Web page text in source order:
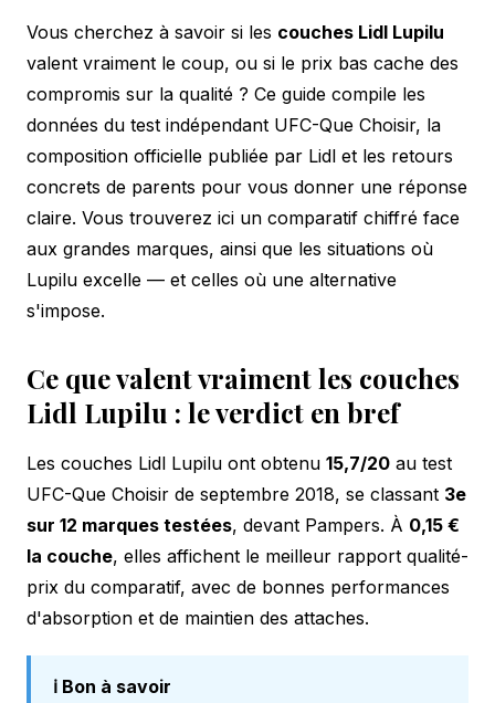
Vous cherchez à savoir si les couches Lidl Lupilu
valent vraiment le coup, ou si le prix bas cache des
compromis sur la qualité ? Ce guide compile les
données du test indépendant UFC-Que Choisir, la
composition officielle publiée par Lidl et les retours
concrets de parents pour vous donner une réponse
claire. Vous trouverez ici un comparatif chiffré face
aux grandes marques, ainsi que les situations où
Lupilu excelle — et celles où une alternative
s'impose.
Ce que valent vraiment les couches
Lidl Lupilu : le verdict en bref
Les couches Lidl Lupilu ont obtenu 15,7/20 au test
UFC-Que Choisir de septembre 2018, se classant 3e
sur 12 marques testées, devant Pampers. À 0,15 €
la couche, elles affichent le meilleur rapport qualité-
prix du comparatif, avec de bonnes performances
d'absorption et de maintien des attaches.
ℹ️ Bon à savoir